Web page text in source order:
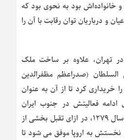
خانواده‌اش بود به نحوی بود که
و درباریان توان رقابت با آن را
تهران، علاوه بر ساخت ملک
السلطان (صدراعظم مظفرالدین
خریداری کرد تا از آن به عنوان
ادامه فعالیتش در جنوب ایران
استفاده نماید. سپس در سال ۱۲۷۹، در ازای تقبل بخشی از
نخستش به اروپا موفق می شود تا